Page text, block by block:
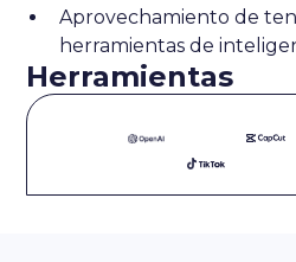
Aprovechamiento de
herramientas de
Herramientas